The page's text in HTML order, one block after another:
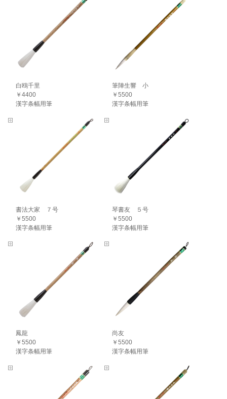
白鴎千里
￥4400
漢字条幅用筆
筆陣生響 小
￥5500
漢字条幅用筆
書法大家 ７号
￥5500
漢字条幅用筆
琴書友 ５号
￥5500
漢字条幅用筆
鳳龍
￥5500
漢字条幅用筆
尚友
￥5500
漢字条幅用筆